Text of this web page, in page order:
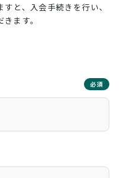
と、入会手続きを行い、
ます。
必須